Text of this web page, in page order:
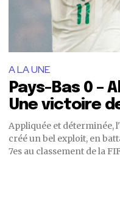
A LA UNE
Pays-Bas 0 –
Une victoire
Appliquée et déterminée,
créé un bel exploit, en
7es au classement de la